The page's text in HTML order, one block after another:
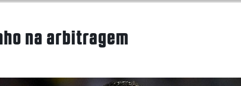
na arbitragem